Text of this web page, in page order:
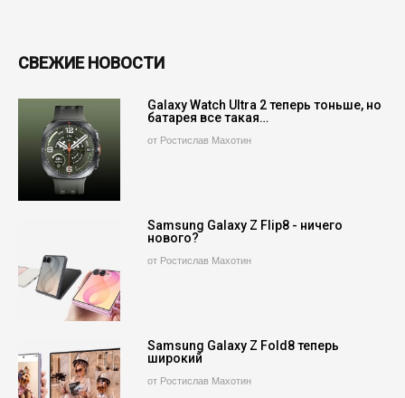
СВЕЖИЕ НОВОСТИ
Galaxy Watch Ultra 2 теперь тоньше, но
батарея все такая…
от Ростислав Махотин
Samsung Galaxy Z Flip8 - ничего
нового?
от Ростислав Махотин
Samsung Galaxy Z Fold8 теперь
широкий
от Ростислав Махотин